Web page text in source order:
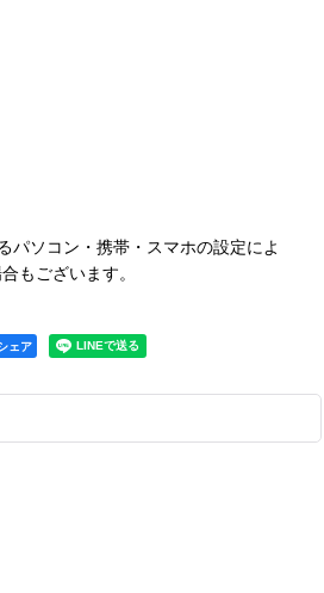
パソコン・携帯・スマホの設定によ
もございます。
ェア